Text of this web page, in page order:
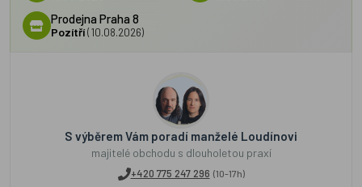
Prodejna Praha 8
Pozítří(10.08.2026)
S výběrem Vám poradí manželé Loudínovi
majitelé obchodu s dlouholetou praxí
+420 775 247 296 (10-17h)